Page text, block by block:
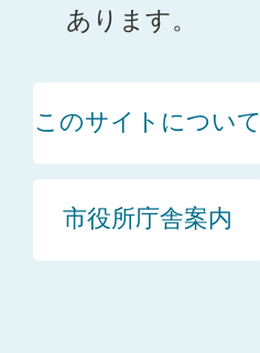
あります。
このサイトについて
市役所庁舎案内